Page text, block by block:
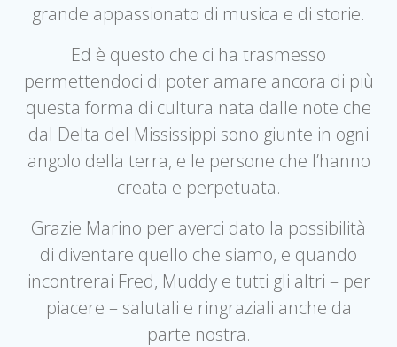
grande appassionato di musica e di storie.
Ed è questo che ci ha trasmesso
permettendoci di poter amare ancora di più
questa forma di cultura nata dalle note che
dal Delta del Mississippi sono giunte in ogni
angolo della terra, e le persone che l’hanno
creata e perpetuata.
Grazie Marino per averci dato la possibilità
di diventare quello che siamo, e quando
incontrerai Fred, Muddy e tutti gli altri – per
piacere – salutali e ringraziali anche da
parte nostra.